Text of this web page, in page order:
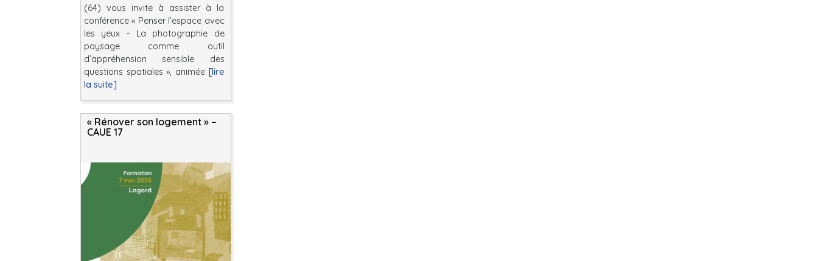
(64) vous invite à assister à la
conférence « Penser l’espace avec
les yeux – La photographie de
paysage comme outil
d’appréhension sensible des
questions spatiales », animée [lire
la suite]
« Rénover son logement » –
CAUE 17